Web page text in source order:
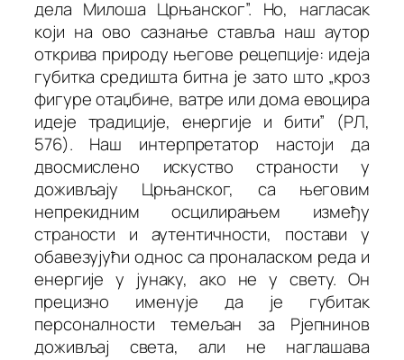
дела Милоша Црњанског”. Но, нагласак
који на ово сазнање ставља наш аутор
открива природу његове рецепције: идеја
губитка средишта битна је зато што „кроз
фигуре отаџбине, ватре или дома евоцира
идеје традиције, енергије и бити” (РЛ,
576). Наш интерпретатор настоји да
двосмислено искуство страности у
доживљају Црњанског, са његовим
непрекидним осцилирањем између
страности и аутентичности, постави у
обавезујући однос са проналаском реда и
енергије у јунаку, ако не у свету. Он
прецизно именује да је губитак
персоналности темељан за Рјепнинов
доживљај света, али не наглашава